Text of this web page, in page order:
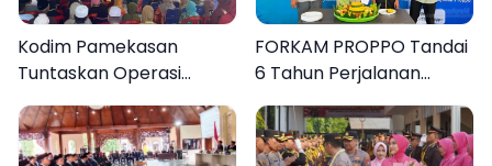
Kodim Pamekasan
Tuntaskan Operasi
Katarak Gratis, 160
Warga Kembali Melihat
Lebih Jelas
FORKAM PROPPO Tandai
6 Tahun Perjalanan
dengan Peluncuran Mars,
Hymne, dan Buku
Organisasi